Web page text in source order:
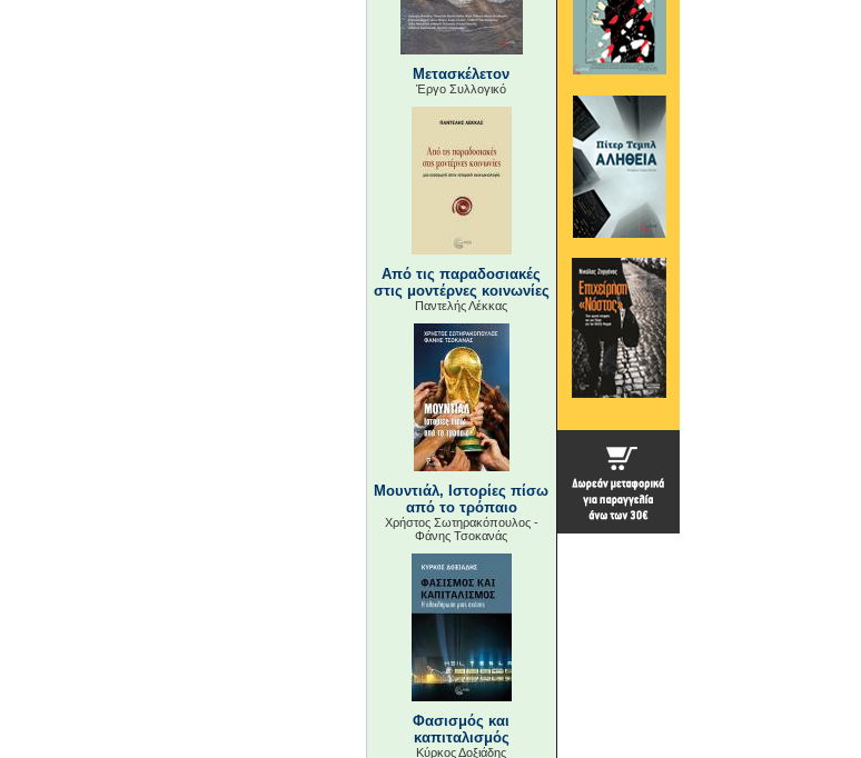
Μετασκέλετον
Έργο Συλλογικό
Από τις παραδοσιακές
στις μοντέρνες κοινωνίες
Παντελής Λέκκας
Μουντιάλ, Ιστορίες πίσω
από το τρόπαιο
Χρήστος Σωτηρακόπουλος -
Φάνης Τσοκανάς
Φασισμός και
καπιταλισμός
Κύρκος Δοξιάδης